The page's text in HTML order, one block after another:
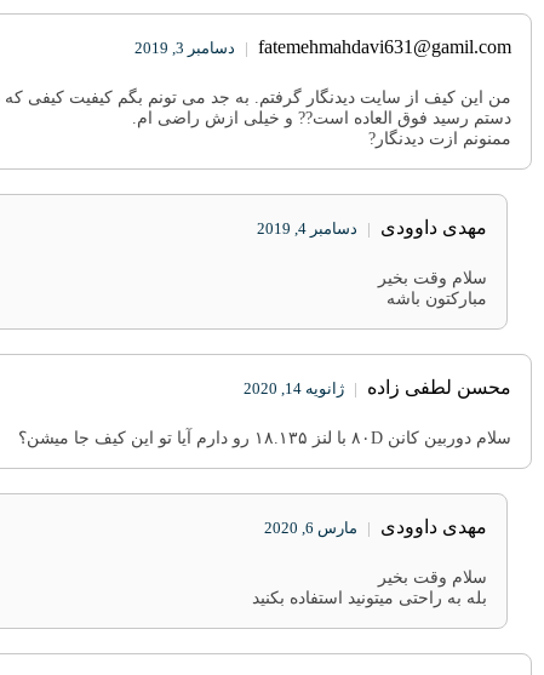
fatemehmahdavi631@gamil.com
| دسامبر 3, 2019
من این کیف از سایت دیدنگار گرفتم. به جد می تونم بگم کیفیت کیفی
دستم رسید فوق العاده است?? و خیلی ازش راضی ام.
ممنونم ازت دیدنگار?
مهدی داوودی | دسامبر 4, 2019
سلام وقت بخیر
مبارکتون باشه
محسن لطفی زاده | ژانویه 14, 2020
سلام دوربین کانن ۸۰D با لنز ۱۸.۱۳۵ رو‌ دارم آیا تو این کیف جا میشن؟
مهدی داوودی | مارس 6, 2020
سلام وقت بخیر
بله به راحتی میتونید استفاده بکنید